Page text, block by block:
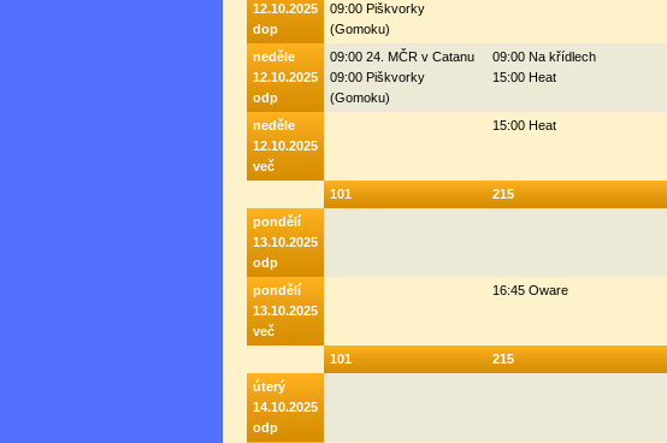
12.10.2025
dop
09:00 Piškvorky
(Gomoku)
neděle
12.10.2025
odp
09:00 24. MČR v Catanu
09:00 Piškvorky
(Gomoku)
09:00 Na křídlech
15:00 Heat
neděle
12.10.2025
več
15:00 Heat
101
215
pondělí
13.10.2025
odp
pondělí
13.10.2025
več
16:45 Oware
101
215
úterý
14.10.2025
odp